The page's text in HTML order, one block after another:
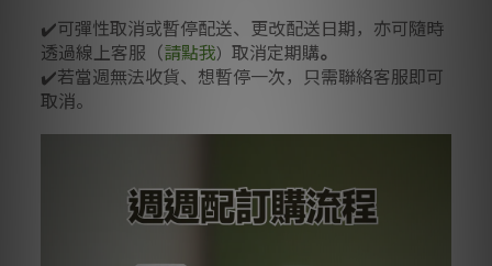
✔️可彈性取消或暫停配送、更改配送日期，亦可隨時
透過線上客服（請點我） 取消定期購。
✔️若當週無法收貨、想暫停一次，只需聯絡客服即可
取消。